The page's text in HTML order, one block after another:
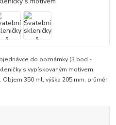
do poznámky (3.bod -
s vypískovaným motivem,
350 ml, výška 205 mm, průměr